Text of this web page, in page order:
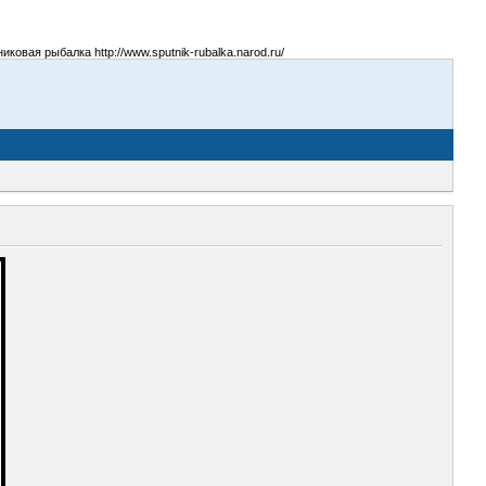
рыбалка http://www.sputnik-rubalka.narod.ru/